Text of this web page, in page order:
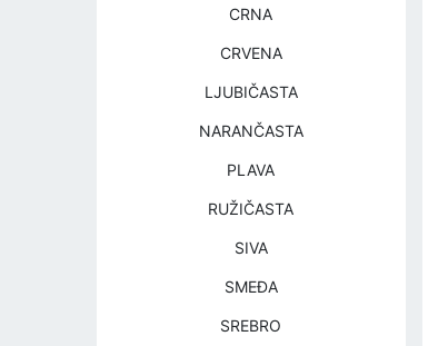
CRNA
CRVENA
LJUBIČASTA
NARANČASTA
PLAVA
RUŽIČASTA
SIVA
SMEĐA
SREBRO